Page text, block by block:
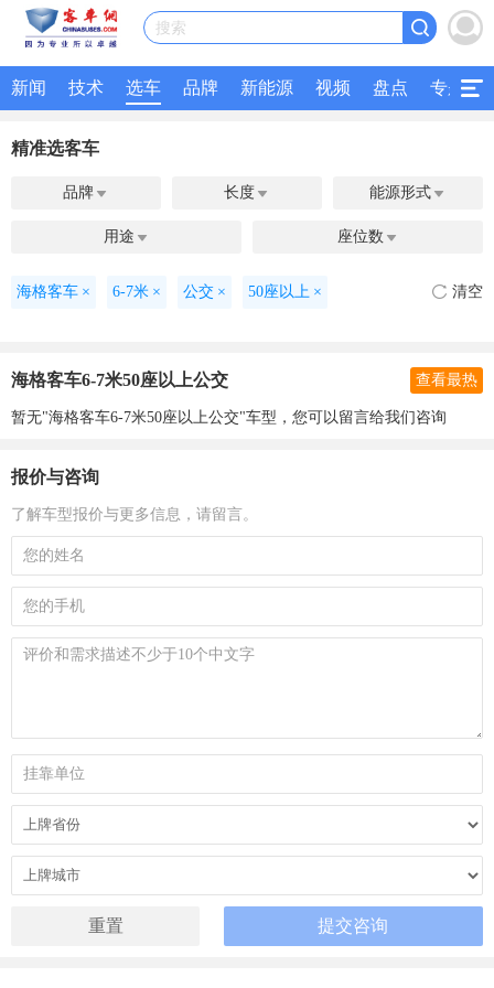
搜索
新闻 技术 选车 品牌 新能源 视频 盘点 专题
精准选客车
品牌  长度  能源形式 
用途  座位数 
海格客车 × 6-7米 × 公交 × 50座以上 × 清空
海格客车6-7米50座以上公交 查看最热
暂无"海格客车6-7米50座以上公交"车型，您可以留言给我们咨询
报价与咨询
了解车型报价与更多信息，请留言。